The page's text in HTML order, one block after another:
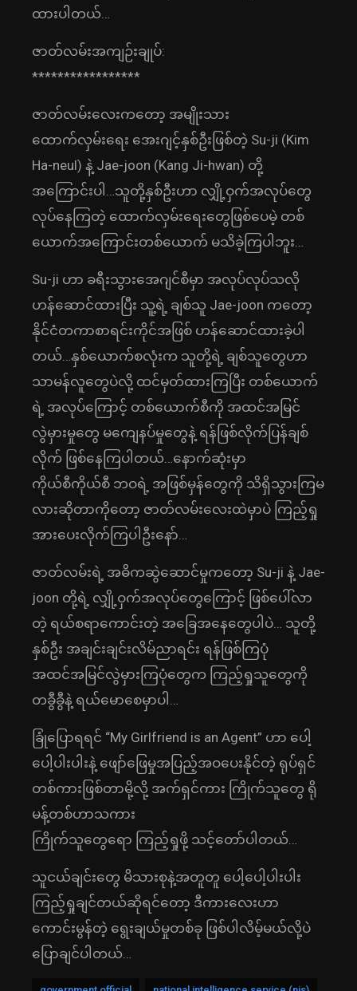
ထားပါတယ်…
ဇာတ်လမ်းအကျဉ်းချုပ်:
*****************
ဇာတ်လမ်းလေးကတော့ အမျိုးသား
ထောက်လှမ်းရေး အေးဂျင့်နှစ်ဦးဖြစ်တဲ့ Su-ji (Kim
Ha-neul) နဲ့ Jae-joon (Kang Ji-hwan) တို့
အကြောင်းပါ…သူတို့နှစ်ဦးဟာ လျှို့ဝှက်အလုပ်တွေ
လုပ်နေကြတဲ့ ထောက်လှမ်းရေးတွေဖြစ်ပေမဲ့ တစ်
ယောက်အကြောင်းတစ်ယောက် မသိခဲ့ကြပါဘူး…
Su-ji ဟာ ခရီးသွားအေဂျင်စီမှာ အလုပ်လုပ်သလို
ဟန်ဆောင်ထားပြီး သူ့ရဲ့ ချစ်သူ Jae-joon ကတော့
နိုင်ငံတကာစာရင်းကိုင်အဖြစ် ဟန်ဆောင်ထားခဲ့ပါ
တယ်…နှစ်ယောက်စလုံးက သူတို့ရဲ့ ချစ်သူတွေဟာ
သာမန်လူတွေပဲလို့ ထင်မှတ်ထားကြပြီး တစ်ယောက်
ရဲ့ အလုပ်ကြောင့် တစ်ယောက်စီကို အထင်အမြင်
လွဲမှားမှုတွေ မကျေနပ်မှုတွေနဲ့ ရန်ဖြစ်လိုက်ပြန်ချစ်
လိုက် ဖြစ်နေကြပါတယ်…နောက်ဆုံးမှာ
ကိုယ်စီကိုယ်စီ ဘဝရဲ့ အဖြစ်မှန်တွေကို သိရှိသွားကြမ
လားဆိုတာကိုတော့ ဇာတ်လမ်းလေးထဲမှာပဲ ကြည့်ရှု
အားပေးလိုက်ကြပါဦးနော်…
ဇာတ်လမ်းရဲ့ အဓိကဆွဲဆောင်မှုကတော့ Su-ji နဲ့ Jae-
joon တို့ရဲ့ လျှို့ဝှက်အလုပ်တွေကြောင့် ဖြစ်ပေါ်လာ
တဲ့ ရယ်စရာကောင်းတဲ့ အခြေအနေတွေပါပဲ… သူတို့
နှစ်ဦး အချင်းချင်းလိမ်ညာရင်း ရန်ဖြစ်ကြပုံ
အထင်အမြင်လွဲမှားကြပုံတွေက ကြည့်ရှုသူတွေကို
တခွီခွီနဲ့ ရယ်မောစေမှာပါ…
ခြုံပြောရရင် “My Girlfriend is an Agent” ဟာ ပေါ့
ပေါ့ပါးပါးနဲ့ ဖျော်ဖြေမှုအပြည့်အဝပေးနိုင်တဲ့ ရုပ်ရှင်
တစ်ကားဖြစ်တာမို့လို့ အက်ရှင်ကား ကြိုက်သူတွေ ရို
မန့်တစ်ဟာသကား
ကြိုက်သူတွေရော ကြည့်ရှုဖို့ သင့်တော်ပါတယ်…
သူငယ်ချင်းတွေ မိသားစုနဲ့အတူတူ ပေါ့ပေါ့ပါးပါး
ကြည့်ရှုချင်တယ်ဆိုရင်တော့ ဒီကားလေးဟာ
ကောင်းမွန်တဲ့ ရွေးချယ်မှုတစ်ခု ဖြစ်ပါလိမ့်မယ်လို့ပဲ
ပြောချင်ပါတယ်…